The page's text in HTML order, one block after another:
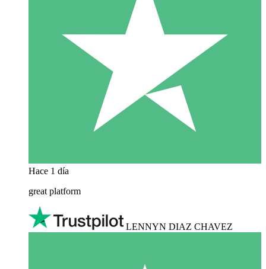
Hace 1 día
great platform
LENNYN DIAZ CHAVEZ